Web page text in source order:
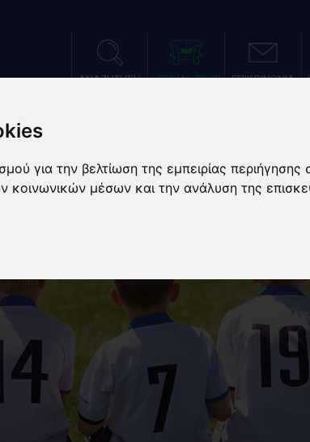
για την βελτίωση της εμπειρίας
κοινωνικών μέσων και την ανάλυση της
ΑΝΑΖΗΤΗΣΗ VIRTUAL TOUR ΕΠΙΚΟΙΝΩΝΙΑ